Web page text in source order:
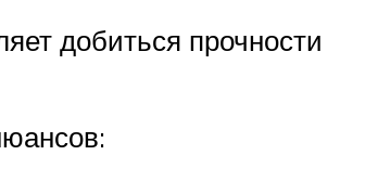
добиться прочности